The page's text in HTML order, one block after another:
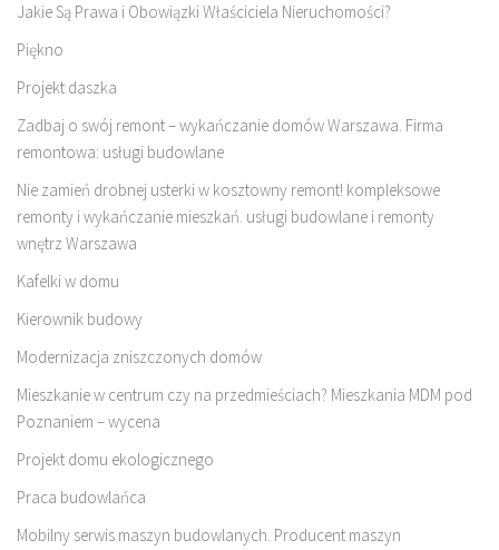
Jakie Są Prawa i Obowiązki Właściciela Nieruchomości?
Piękno
Projekt daszka
Zadbaj o swój remont – wykańczanie domów Warszawa. Firma
remontowa: usługi budowlane
Nie zamień drobnej usterki w kosztowny remont! kompleksowe
remonty i wykańczanie mieszkań. usługi budowlane i remonty
wnętrz Warszawa
Kafelki w domu
Kierownik budowy
Modernizacja zniszczonych domów
Mieszkanie w centrum czy na przedmieściach? Mieszkania MDM pod
Poznaniem – wycena
Projekt domu ekologicznego
Praca budowlańca
Mobilny serwis maszyn budowlanych. Producent maszyn